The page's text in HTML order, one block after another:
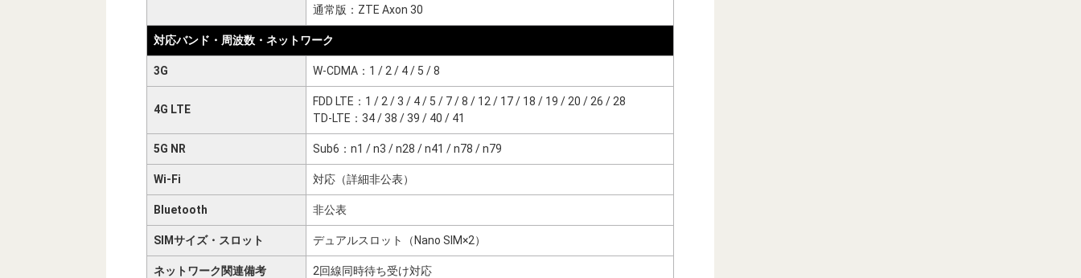
通常版：ZTE Axon 30
対応バンド・周波数・ネットワーク
3G W-CDMA：1 / 2 / 4 / 5 / 8
4G LTE
FDD LTE：1 / 2 / 3 / 4 / 5 / 7 / 8 / 12 / 17 / 18 / 19 / 20 / 26 / 28
TD-LTE：34 / 38 / 39 / 40 / 41
5G NR Sub6：n1 / n3 / n28 / n41 / n78 / n79
Wi-Fi 対応（詳細非公表）
Bluetooth 非公表
SIMサイズ・スロット デュアルスロット（Nano SIM×2）
ネットワーク関連備考 2回線同時待ち受け対応